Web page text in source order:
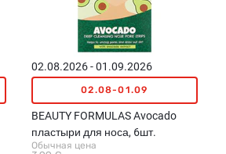
02.08.2026 - 01.09.2026
02.08-01.09
BEAUTY FORMULAS Avocado
пластыри для носа, 6шт.
Обычная цена